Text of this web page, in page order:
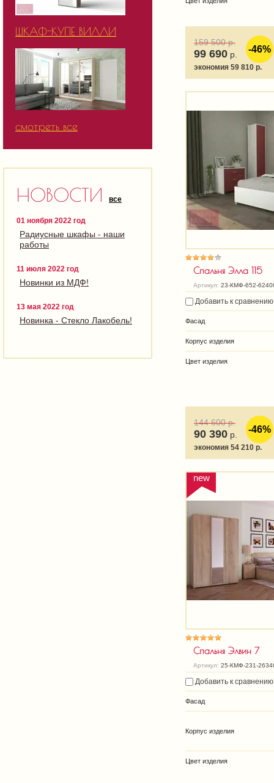
ШКАФ-КУПЕ ВИЛЛИ
смотреть все
НОВОСТИ все
01 ноября 2022 год
Радиусные шкафы - наши
работы
11 июля 2022 год
Новинки из МДФ!
13 мая 2022 год
Новинка - Стекло Лакобель!
-46%
159 500р.
99 690 р.
экономия 59 810 р.
Спальня Элла 115
Артикул: 23-КМФ-652-
Добавить к сравнению
Фасад
Корпус изделия
Цвет изделия
-46%
144 600р.
90 390 р.
экономия 54 210 р.
new
Спальня Элвин 7
Артикул: 25-КМФ-231-
Добавить к сравнению
Фасад
Корпус изделия
Цвет изделия